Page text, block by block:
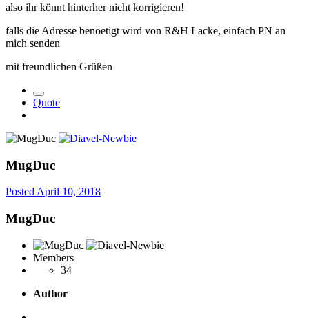
also ihr könnt hinterher nicht korrigieren!
falls die Adresse benoetigt wird von R&H Lacke, einfach PN an
mich senden
mit freundlichen Grüßen
Quote
MugDuc
PostedApril 10, 2018
MugDuc
Members
34
Author